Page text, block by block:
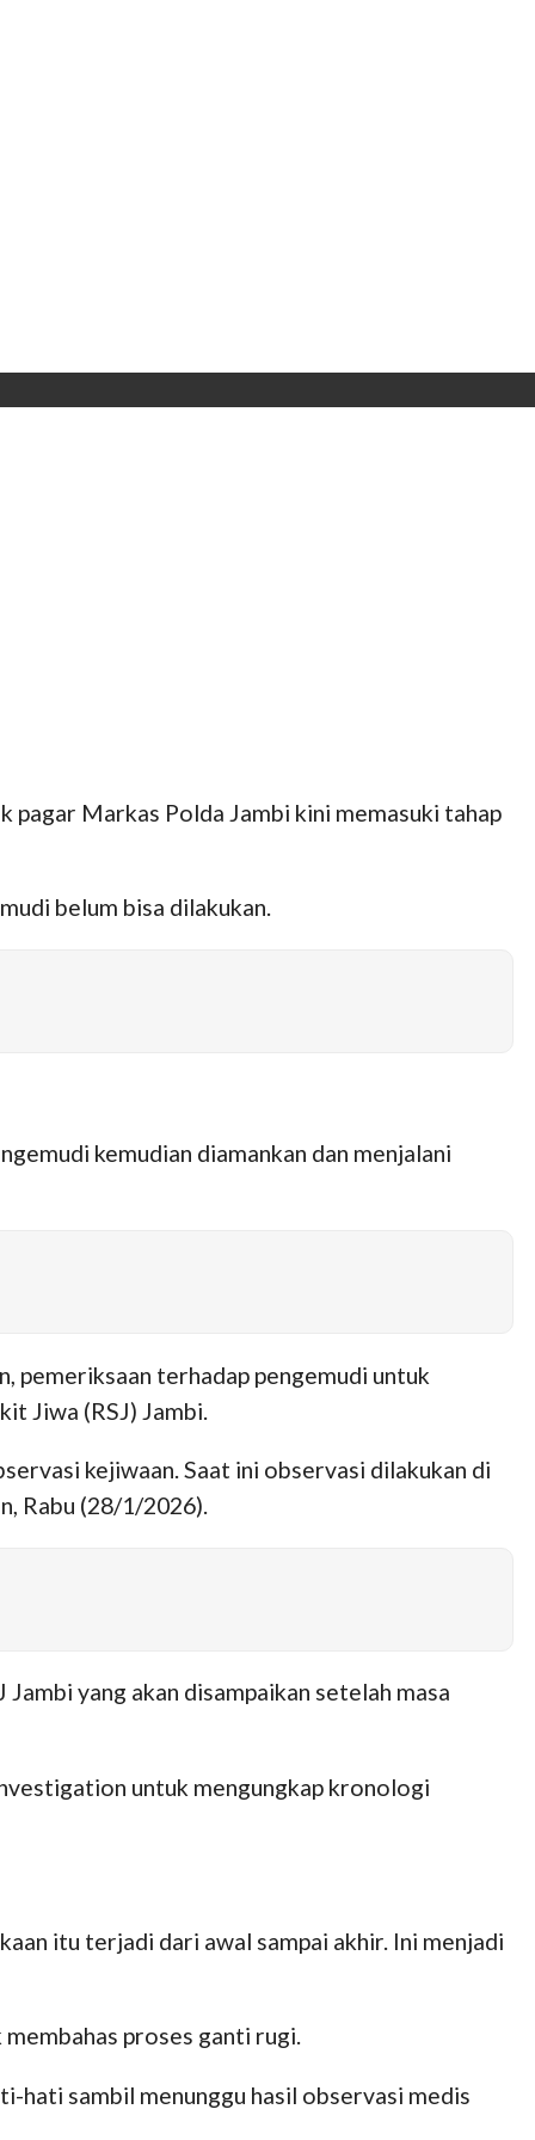
pagar Markas Polda Jambi kini memasuki tahap
belum bisa dilakukan.
kemudian diamankan dan menjalani
pemeriksaan terhadap pengemudi untuk
Jiwa (RSJ) Jambi.
kejiwaan. Saat ini observasi dilakukan di
Rabu (28/1/2026).
yang akan disampaikan setelah masa
untuk mengungkap kronologi
itu terjadi dari awal sampai akhir. Ini menjadi
proses ganti rugi.
hati sambil menunggu hasil observasi medis